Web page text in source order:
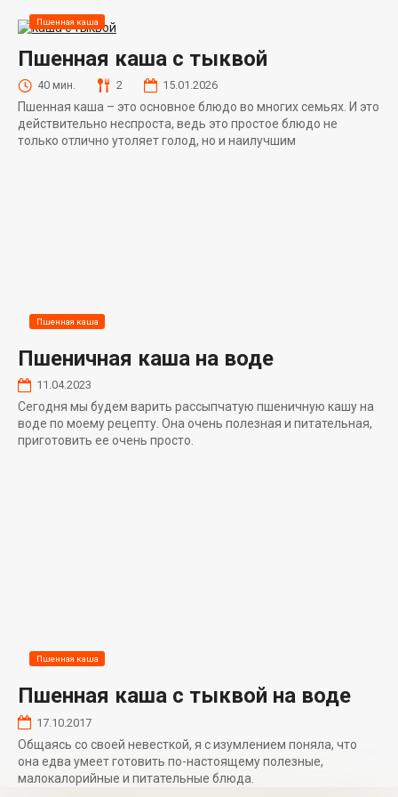
Пшенная каша
Пшенная каша с тыквой
40 мин. 2 15.01.2026
Пшенная каша – это основное блюдо во многих семьях. И это
действительно неспроста, ведь это простое блюдо не
только отлично утоляет голод, но и наилучшим
Пшенная каша
Пшеничная каша на воде
11.04.2023
Сегодня мы будем варить рассыпчатую пшеничную кашу на
воде по моему рецепту. Она очень полезная и питательная,
приготовить ее очень просто.
Пшенная каша
Пшенная каша с тыквой на воде
17.10.2017
Общаясь со своей невесткой, я с изумлением поняла, что
она едва умеет готовить по-настоящему полезные,
малокалорийные и питательные блюда.